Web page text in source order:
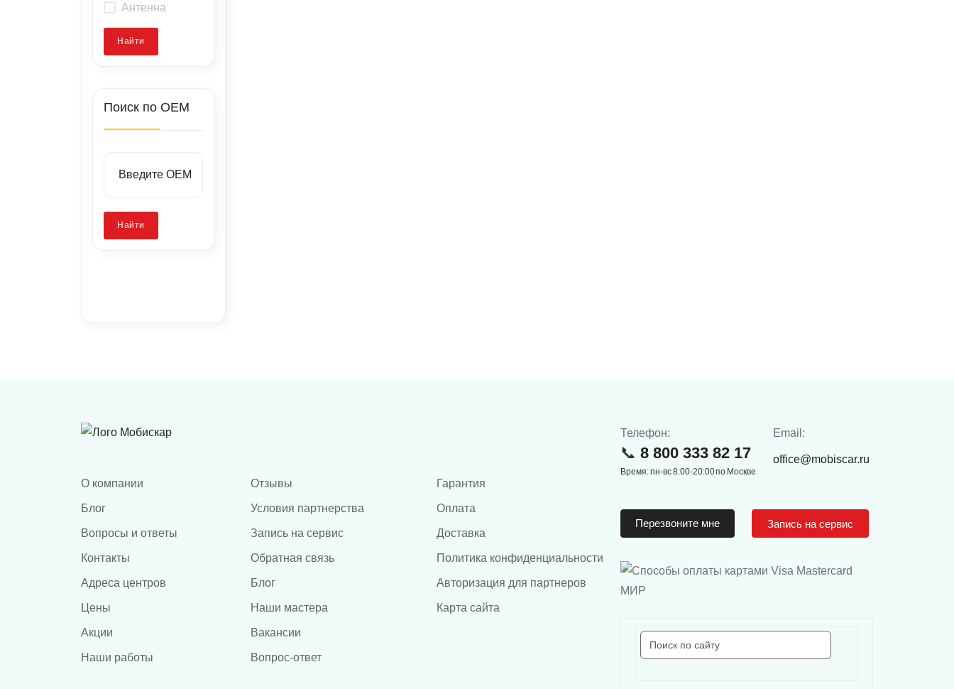
Антенна
Найти
Поиск по OEM
Найти
Заводские
О компании
Блог
Вопросы и ответы
Контакты
Адреса центров
Цены
Акции
Наши работы
Отзывы
Условия партнерства
Запись на сервис
Обратная связь
Блог
Наши мастера
Вакансии
Вопрос-ответ
Гарантия
Оплата
Доставка
Политика конфиденциальности
Авторизация для партнеров
Карта сайта
Телефон:
8 800 333 82 17
Время: пн-вс 8:00-20:00 по Москве
Email:
office@mobiscar.ru
Перезвоните мне Запись на сервис